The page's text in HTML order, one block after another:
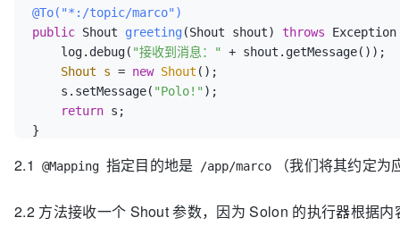
@To("*:/topic/marco")
public Shout greeting (Shout shout) throws
    log.debug(
"接收到消息："
+ shout.getMessage());
Shout
s = new Shout ();
    s.setMessage(
"Polo!" );
return s;
2.1 @Mapping 指定目的地是 /app/marco （我们将其约定
2.2 方法接收一个 Shout 参数，因为 Solon 的执行器根据